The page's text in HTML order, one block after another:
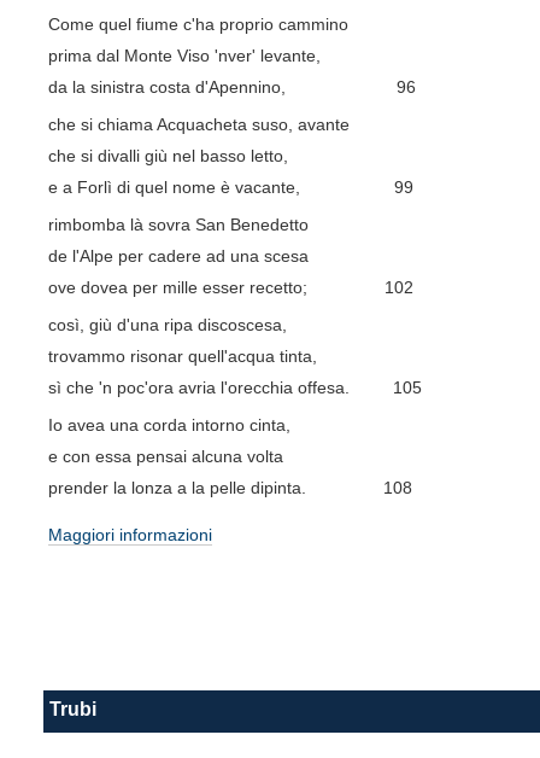
Come quel fiume c'ha proprio cammino
prima dal Monte Viso 'nver' levante,
da la sinistra costa d'Apennino, 96
che si chiama Acquacheta suso, avante
che si divalli giù nel basso letto,
e a Forlì di quel nome è vacante, 99
rimbomba là sovra San Benedetto
de l'Alpe per cadere ad una scesa
ove dovea per mille esser recetto; 102
così, giù d'una ripa discoscesa,
trovammo risonar quell'acqua tinta,
sì che 'n poc'ora avria l'orecchia offesa. 105
Io avea una corda intorno cinta,
e con essa pensai alcuna volta
prender la lonza a la pelle dipinta. 108
Maggiori informazioni
Trubi